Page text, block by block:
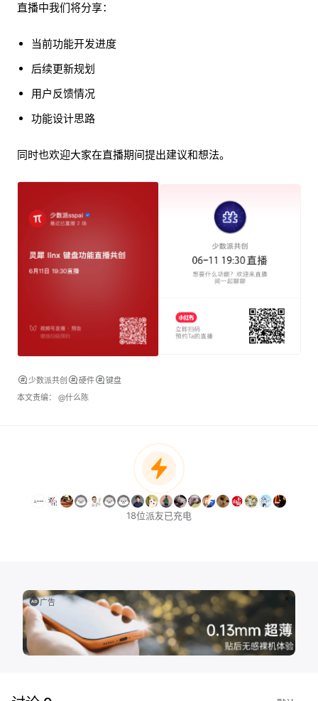
直播中我们将分享：
当前功能开发进度
后续更新规划
用户反馈情况
功能设计思路
同时也欢迎大家在直播期间提出建议和想法。
少数派共创 硬件
键盘
本文责编： @什么陈
18位派友已充电
广告